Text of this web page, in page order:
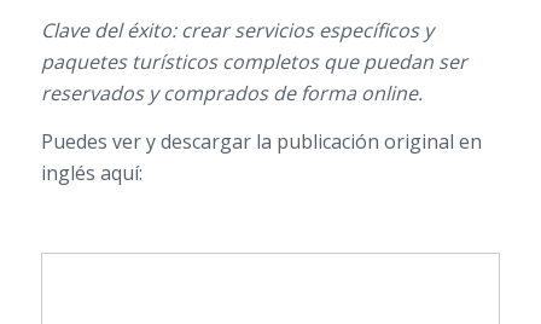
Clave del éxito: crear servicios específicos y
paquetes turísticos completos que puedan ser
reservados y comprados de forma online.
Puedes ver y descargar la publicación original en
inglés aquí: